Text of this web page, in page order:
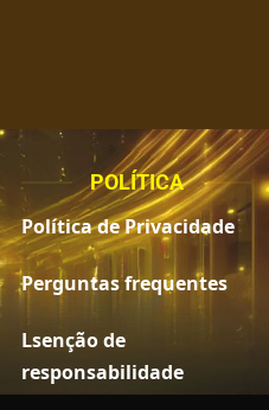
POLÍTICA
Política de Privacidade
Perguntas frequentes
Lsenção de
responsabilidade